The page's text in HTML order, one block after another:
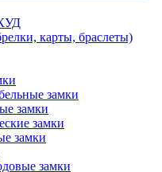
карты, браслеты)
замки
замки
замки
замки
замки